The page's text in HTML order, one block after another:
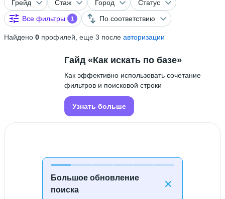
Грейд Стаж Город
Статус
Все фильтры
1 По соответствию
Найдено 0 профилей, еще 3 после авторизации
Большое обновление
поиска
Гайд «Как искать по базе»
Как эффективно использовать сочетание
фильтров и поисковой строки
Узнать больше